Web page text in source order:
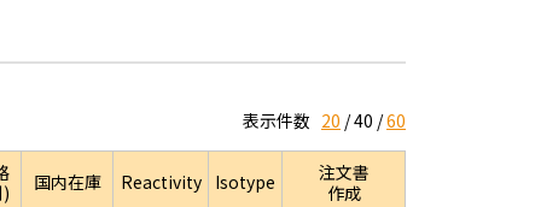
表示件数 20 40 60
国内在庫 Reactivity Isotype
注文書
作成